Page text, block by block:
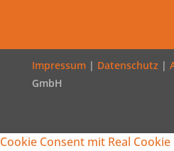
Impressum| Datenschutz |
GmbH
Cookie Consent mit Real